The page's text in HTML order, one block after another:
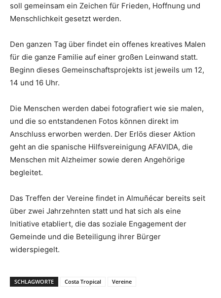
soll gemeinsam ein Zeichen für Frieden, Hoffnung und
Menschlichkeit gesetzt werden.
Den ganzen Tag über findet ein offenes kreatives Malen
für die ganze Familie auf einer großen Leinwand statt.
Beginn dieses Gemeinschaftsprojekts ist jeweils um 12,
14 und 16 Uhr.
Die Menschen werden dabei fotografiert wie sie malen,
und die so entstandenen Fotos können direkt im
Anschluss erworben werden. Der Erlös dieser Aktion
geht an die spanische Hilfsvereinigung AFAVIDA, die
Menschen mit Alzheimer sowie deren Angehörige
begleitet.
Das Treffen der Vereine findet in Almuñécar bereits seit
über zwei Jahrzehnten statt und hat sich als eine
Initiative etabliert, die das soziale Engagement der
Gemeinde und die Beteiligung ihrer Bürger
widerspiegelt.
SCHLAGWORTE Costa Tropical Vereine